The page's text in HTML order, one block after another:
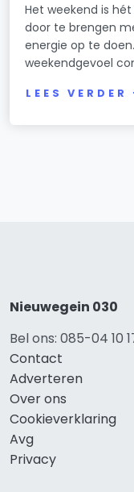
Het weekend is
door te brengen
energie op te
weekendgevoel
LEES VERDER
Nieuwegein 030
Bel ons: 085-04 10
Contact
Adverteren
Over ons
Cookieverklaring
Avg
Privacy